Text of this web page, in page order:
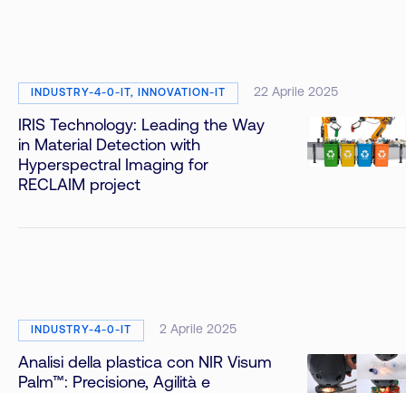
INDUSTRY-4-0-IT, INNOVATION-IT 22 Aprile 2025
IRIS Technology: Leading the Way
in Material Detection with
Hyperspectral Imaging for
RECLAIM project
INDUSTRY-4-0-IT 2 Aprile 2025
Analisi della plastica con NIR Visum
Palm™: Precisione, Agilità e